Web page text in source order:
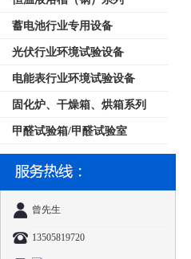
蓄电池行业专用设备
光伏行业环境试验设备
电能表行业环境试验设备
固化炉、干燥箱、烘箱系列
甲醛试验箱/甲醛试验室
曾先生
13505819720